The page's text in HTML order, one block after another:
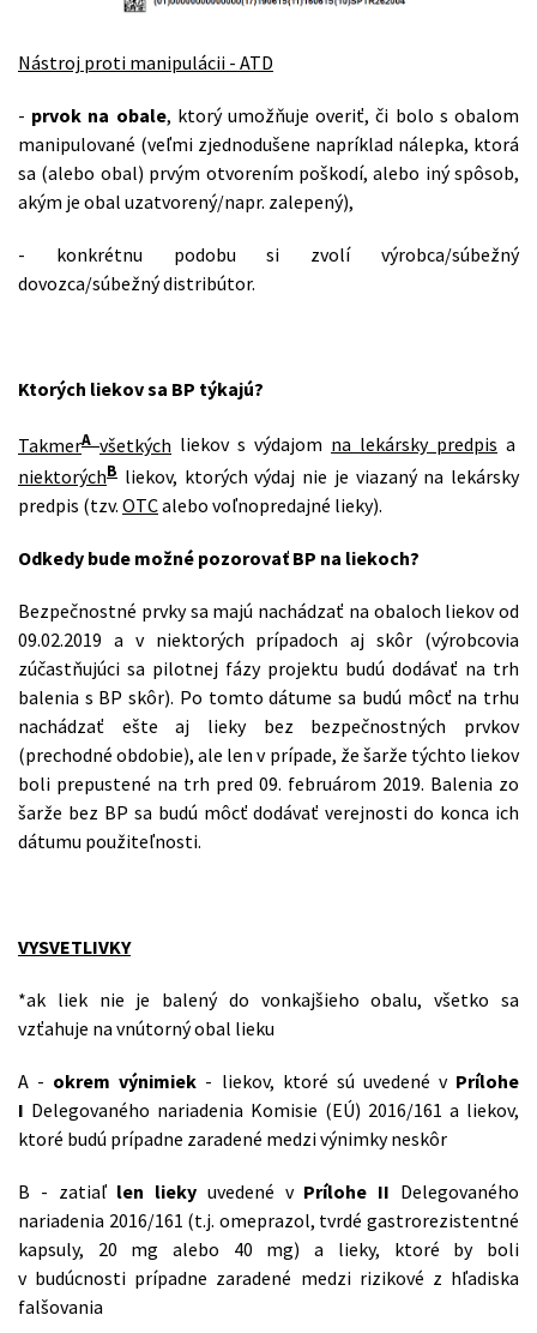
Nástroj proti manipulácii - ATD
- prvok na obale, ktorý umožňuje overiť, či bolo s obalom
manipulované (veľmi zjednodušene napríklad nálepka, ktorá
sa (alebo obal) prvým otvorením poškodí, alebo iný spôsob,
akým je obal uzatvorený/napr. zalepený),
- konkrétnu podobu si zvolí výrobca/súbežný
dovozca/súbežný distribútor.
Ktorých liekov sa BP týkajú?
TakmerA všetkých liekov s výdajom na lekársky predpis a
niektorýchB liekov, ktorých výdaj nie je viazaný na lekársky
predpis (tzv. OTCalebo voľnopredajné lieky).
Odkedy bude možné pozorovať BP na liekoch?
Bezpečnostné prvky sa majú nachádzať na obaloch liekov od
09.02.2019 a v niektorých prípadoch aj skôr (výrobcovia
zúčastňujúci sa pilotnej fázy projektu budú dodávať na trh
balenia s BP skôr). Po tomto dátume sa budú môcť na trhu
nachádzať ešte aj lieky bez bezpečnostných prvkov
(prechodné obdobie), ale len v prípade, že šarže týchto liekov
boli prepustené na trh pred 09. februárom 2019. Balenia zo
šarže bez BP sa budú môcť dodávať verejnosti do konca ich
dátumu použiteľnosti.
VYSVETLIVKY
*ak liek nie je balený do vonkajšieho obalu, všetko sa
vzťahuje na vnútorný obal lieku
A - okrem výnimiek - liekov, ktoré sú uvedené v Prílohe
I Delegovaného nariadenia Komisie (EÚ) 2016/161 a liekov,
ktoré budú prípadne zaradené medzi výnimky neskôr
B - zatiaľ len lieky uvedené v Prílohe II Delegovaného
nariadenia 2016/161 (t.j. omeprazol, tvrdé gastrorezistentné
kapsuly, 20 mg alebo 40 mg) a lieky, ktoré by boli
v budúcnosti prípadne zaradené medzi rizikové z hľadiska
falšovania